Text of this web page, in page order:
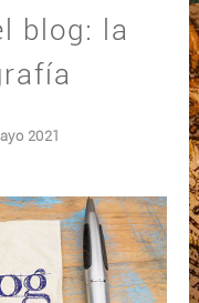
blog: la
2021